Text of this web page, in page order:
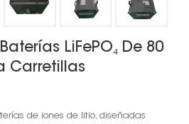
LiFePO₄ De 80
Carretillas
de iones de litio, diseñadas